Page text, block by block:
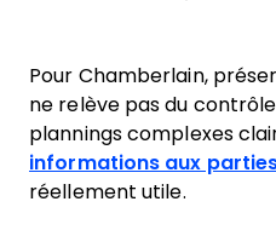
Pour Chamberlain,
ne relève pas du
plannings complexes
informations aux
réellement utile.